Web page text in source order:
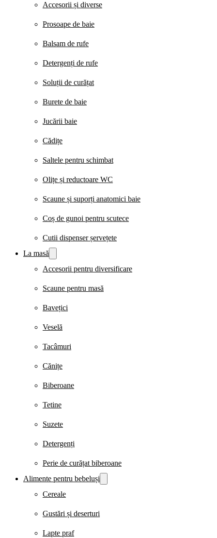
Accesorii și diverse
Prosoape de baie
Balsam de rufe
Detergenți de rufe
Soluții de curățat
Burete de baie
Jucării baie
Cădițe
Saltele pentru schimbat
Olițe și reductoare WC
Scaune și suporți anatomici baie
Coș de gunoi pentru scutece
Cutii dispenser șervețete
La masă
Accesorii pentru diversificare
Scaune pentru masă
Bavețici
Veselă
Tacâmuri
Cănițe
Biberoane
Tetine
Suzete
Detergenți
Perie de curățat biberoane
Alimente pentru bebeluși
Cereale
Gustări și deserturi
Lapte praf